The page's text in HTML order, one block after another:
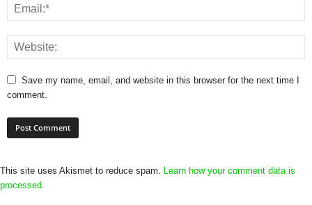
Save my name, email, and website in this browser for the next time I
comment.
This site uses Akismet to reduce spam. Learn how your comment data is
processed.